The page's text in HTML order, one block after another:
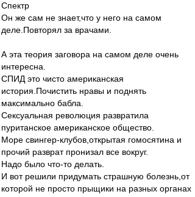
Спектр
Он же сам не знает,что у него на самом
деле.Повторял за врачами.
А эта теория заговора на самом деле очень
интересна.
СПИД это чисто американская
история.Почистить нравы и поднять
максимально бабла.
Сексуальная революция развратила
пуританское американское общество.
Море свингер-клубов,открытая гомосятина и
прочий разврат пронизал все вокруг.
Надо было что-то делать.
И вот решили придумать страшную болезнь,от
которой не просто прыщики на разных органах